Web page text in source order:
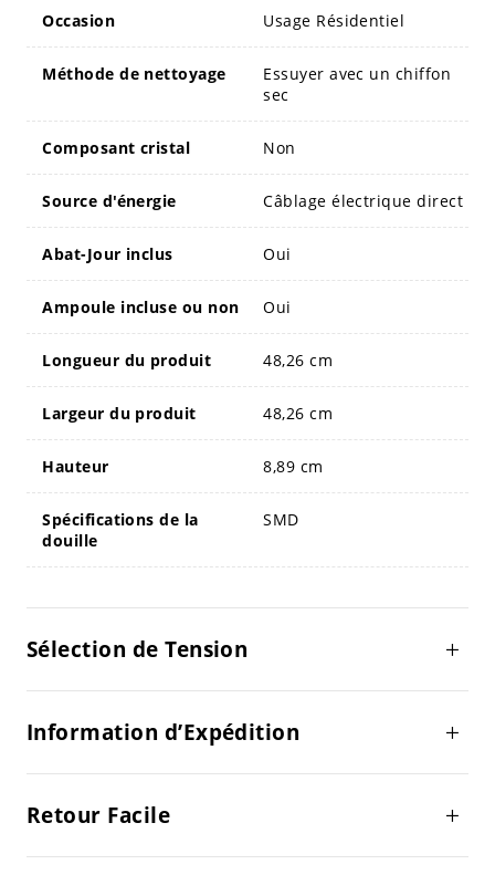
Occasion Usage Résidentiel
Méthode de nettoyage
Essuyer avec un chiffon
sec
Composant cristal Non
Source d'énergie Câblage électrique direct
Abat-Jour inclus Oui
Ampoule incluse ou non Oui
Longueur du produit 48,26 cm
Largeur du produit 48,26 cm
Hauteur 8,89 cm
Spécifications de la
douille
SMD
Sélection de Tension
Information d’Expédition
Retour Facile